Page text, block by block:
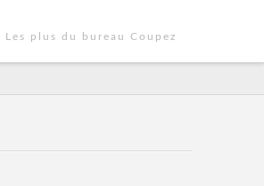
Les plus du bureau Coupez